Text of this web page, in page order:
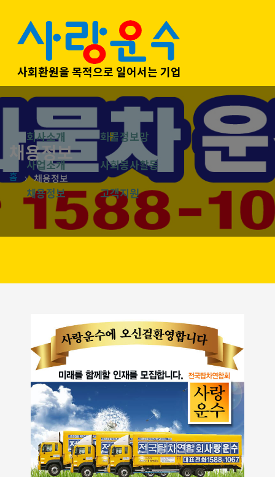
사회환원을 목적으로 일어서는 기업
회사소개
화물정보망
사업소개
사회봉사활동
채용정보
고객지원
채용정보
홈 채용정보